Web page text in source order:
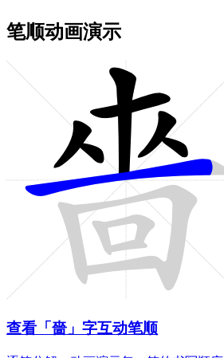
笔顺动画演示
查看「嗇」字互动笔顺